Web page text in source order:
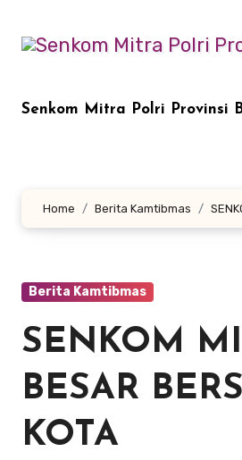
Senkom Mitra Polri Provinsi
Home Berita Kamtibmas
Berita Kamtibmas
SENKOM
BESAR
KOTA